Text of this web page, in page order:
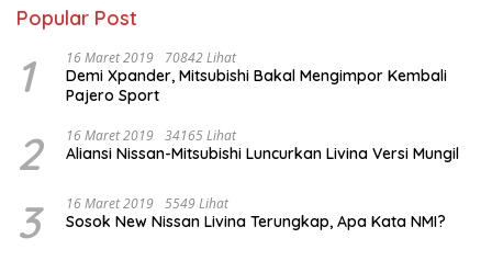
Popular Post
1 16 Maret 2019 70842 Lihat
Demi Xpander, Mitsubishi Bakal Mengimpor Kembali
Pajero Sport
2 16 Maret 2019 34165 Lihat
Aliansi Nissan-Mitsubishi Luncurkan Livina Versi Mungil
3 16 Maret 2019 5549 Lihat
Sosok New Nissan Livina Terungkap, Apa Kata NMI?